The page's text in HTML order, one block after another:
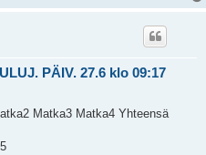
PÄIV. 27.6 klo 09:17
Matka3 Matka4 Yhteensä